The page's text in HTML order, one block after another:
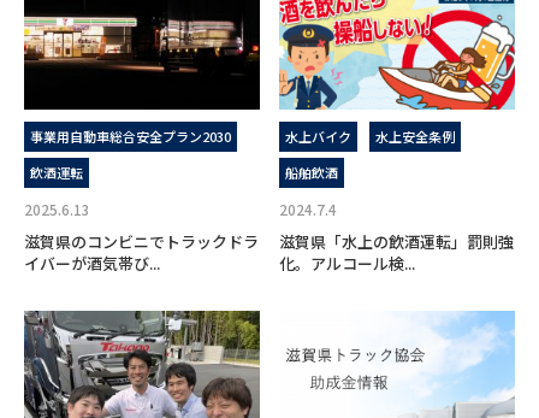
事業用自動車総合安全プラン2030
飲酒運転
2025.6.13
滋賀県のコンビニでトラックドラ
イバーが酒気帯び...
水上バイク
水上安全条例
船舶飲酒
2024.7.4
滋賀県「水上の飲酒運転」罰則強
化。アルコール検...